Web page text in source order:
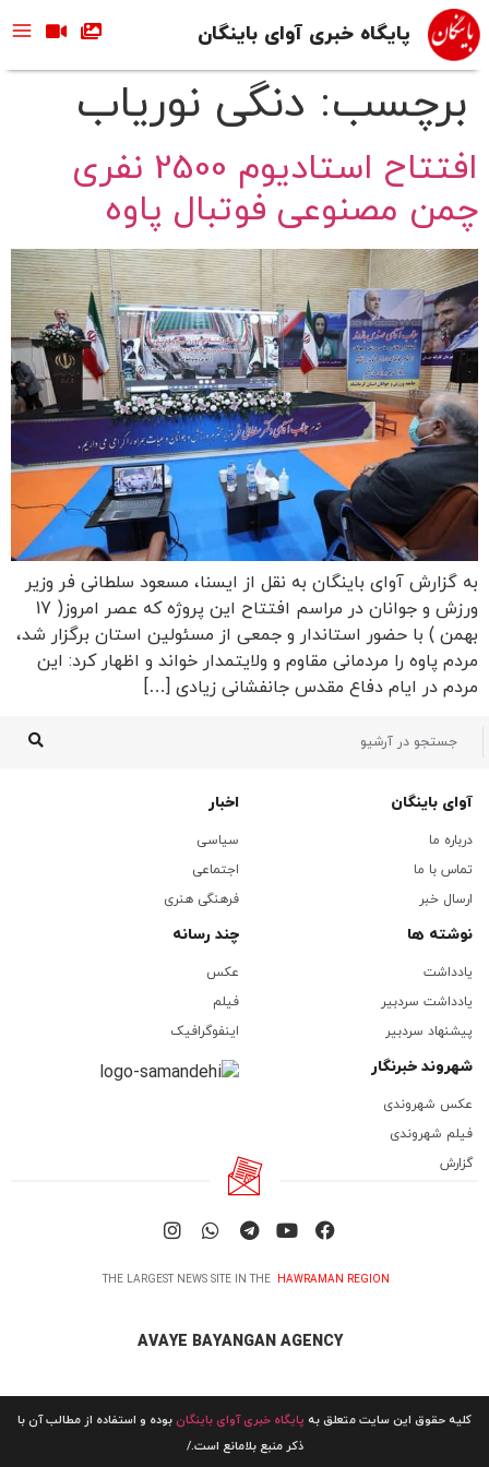
پایگاه خبری آوای باینگان
برچسب: دنگی نوریاب
افتتاح استادیوم 2500 نفری
چمن مصنوعی فوتبال پاوه
به گزارش آوای باینگان به نقل از ایسنا، مسعود سلطانی فر وزیر
ورزش و جوانان در مراسم افتتاح این پروژه که عصر امروز( 17
بهمن ) با حضور استاندار و جمعی از مسئولین استان برگزار شد،
مردم پاوه را مردمانی مقاوم و ولایتمدار خواند و اظهار کرد: این
مردم در ایام دفاع مقدس جانفشانی زیادی […]
آوای باینگان
درباره ما
تماس با ما
ارسال خبر
اخبار
سیاسی
اجتماعی
فرهنگی هنری
نوشته ها
یادداشت
یادداشت سردبیر
پیشنهاد سردبیر
چند رسانه
عکس
فیلم
اینفوگرافیک
شهروند خبرنگار
عکس شهروندی
فیلم شهروندی
گزارش
THE LARGEST NEWS SITE IN THE HAWRAMAN REGION
AVAYE BAYANGAN AGENCY
کلیه حقوق این سایت متعلق به پایگاه خبری آوای باینگانبوده و استفاده از مطالب آن با
ذکر منبع بلامانع است./